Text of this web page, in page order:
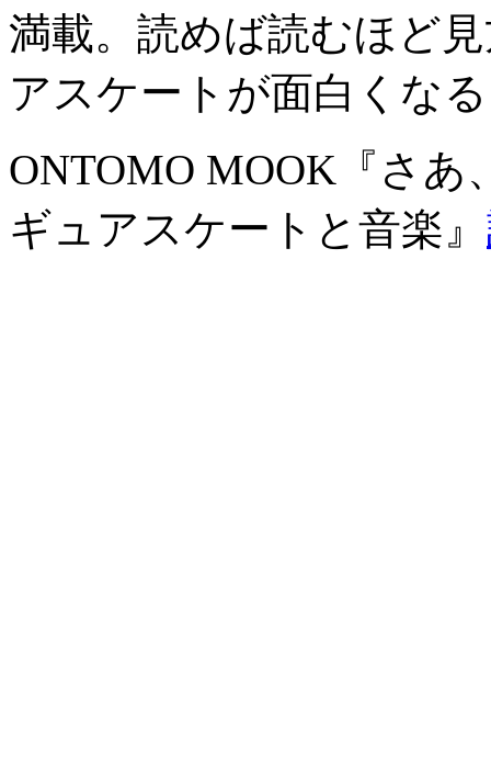
満載。読めば読むほど
アスケートが面白くな
ONTOMO MOOK『さ
ギュアスケートと音楽』